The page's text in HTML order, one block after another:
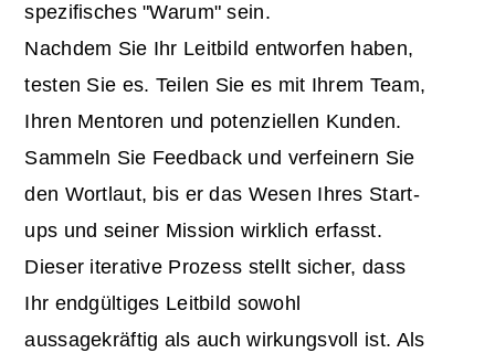
spezifisches "Warum" sein.
Nachdem Sie Ihr Leitbild entworfen haben,
testen Sie es. Teilen Sie es mit Ihrem Team,
Ihren Mentoren und potenziellen Kunden.
Sammeln Sie Feedback und verfeinern Sie
den Wortlaut, bis er das Wesen Ihres Start-
ups und seiner Mission wirklich erfasst.
Dieser iterative Prozess stellt sicher, dass
Ihr endgültiges Leitbild sowohl
aussagekräftig als auch wirkungsvoll ist. Als